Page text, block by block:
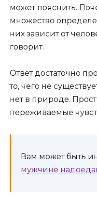
может пояснить.
множество
них зависит от
говорит.
Ответ достаточно
то, чего не
нет в природе.
переживаемые
Вам может быть
мужчине